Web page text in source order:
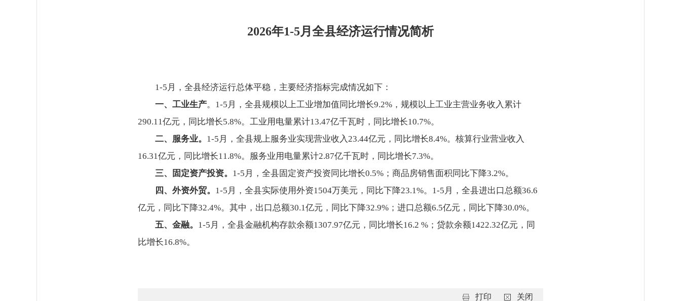
2026年1-5月全县经济运行情况简析
1-5月，全县经济运行总体平稳，主要经济指标完成情况如下：
一、工业生产。1-5月，全县规模以上工业增加值同比增长9.2%，规模以上工业主营业务收入累计
290.11亿元，同比增长5.8%。工业用电量累计13.47亿千瓦时，同比增长10.7%。
二、服务业。 1-5月，全县规上服务业实现营业收入23.44亿元，同比增长8.4%。核算行业营业收入
16.31亿元，同比增长11.8%。服务业用电量累计2.87亿千瓦时，同比增长7.3%。
三、固定资产投资。 1-5月，全县固定资产投资同比增长0.5%；商品房销售面积同比下降3.2%。
四、外资外贸。 1-5月，全县实际使用外资1504万美元，同比下降23.1%。1-5月，全县进出口总额36.6
亿元，同比下降32.4%。其中，出口总额30.1亿元，同比下降32.9%；进口总额6.5亿元，同比下降30.0%。
五、金融。 1-5月，全县金融机构存款余额1307.97亿元，同比增长16.2 %；贷款余额1422.32亿元，同
比增长16.8%。
打印 关闭